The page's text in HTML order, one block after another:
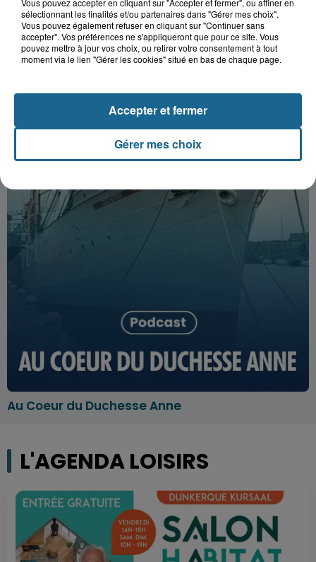
NOS AUTRES PODCASTS
Au Coeur du Duchesse Anne
L'AGENDA LOISIRS
sélectionnant les finalités et/ou partenaires dans "Gérer mes choix".
Vous pouvez également refuser en cliquant sur "Continuer sans
accepter". Vos préférences ne s'appliqueront que pour ce site. Vous
pouvez mettre à jour vos choix, ou retirer votre consentement à tout
moment via le lien "Gérer les cookies" situé en bas de chaque page.
Gérer mes choix
Accepter et fermer